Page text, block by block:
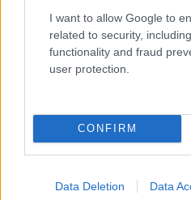
I want to allow Google to
related to security,
functionality and fraud
user protection.
CONFIRM
Data Deletion Data
Van négy szép lánya,
Jön